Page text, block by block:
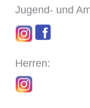
Jugend- und
Herren: